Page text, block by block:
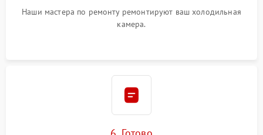
Наши мастера по ремонту ремонтируют ваш холодильная
камера.